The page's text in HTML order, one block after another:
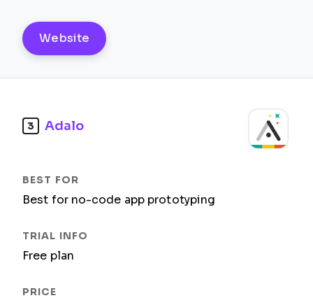
Website
3 Adalo
Best for no-code app prototyping
Free plan